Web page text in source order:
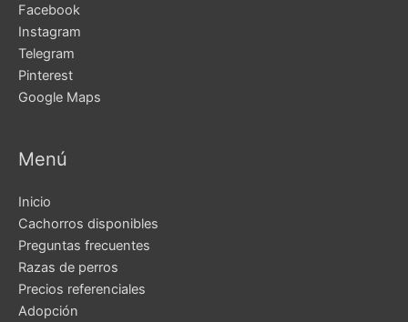
Facebook
Instagram
Telegram
Pinterest
Google Maps
Menú
Inicio
Cachorros disponibles
Preguntas frecuentes
Razas de perros
Precios referenciales
Adopción